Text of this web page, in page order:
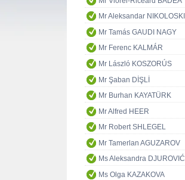
Mr Aleksandar NIKOLOSKI
Mr Tamás GAUDI NAGY
Mr Ferenc KALMÁR
Mr László KOSZORÚS
Mr Şaban DİŞLİ
Mr Burhan KAYATÜRK
Mr Alfred HEER
Mr Robert SHLEGEL
Mr Tamerlan AGUZAROV
Ms Aleksandra DJUROVIĆ
Ms Olga KAZAKOVA